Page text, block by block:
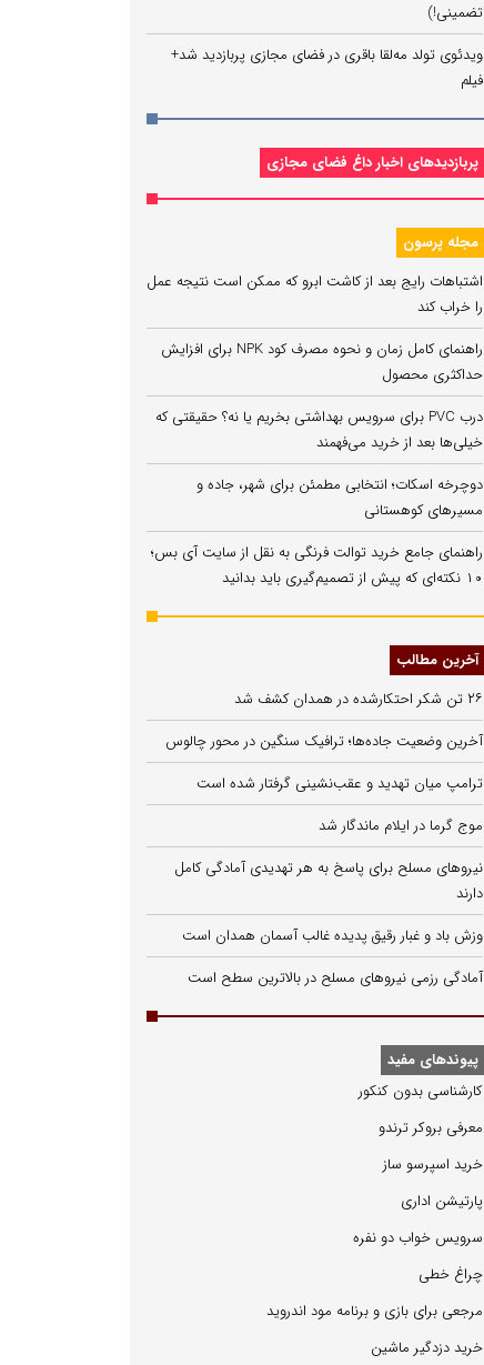
تضمینی!)
ویدئوی تولد مه‌لقا باقری در فضای مجازی پربازدید شد+
فیلم
پربازدیدهای اخبار داغ فضای مجازی
مجله پرسون
اشتباهات رایج بعد از کاشت ابرو که ممکن است نتیجه عمل
را خراب کند
راهنمای کامل زمان و نحوه مصرف کود NPK برای افزایش
حداکثری محصول
درب PVC برای سرویس بهداشتی بخریم یا نه؟ حقیقتی که
خیلی‌ها بعد از خرید می‌فهمند
دوچرخه اسکات؛ انتخابی مطمئن برای شهر، جاده و
مسیرهای کوهستانی
راهنمای جامع خرید توالت فرنگی به نقل از سایت آی بس؛
۱۰ نکته‌ای که پیش از تصمیم‌گیری باید بدانید
آخرین مطالب
۲۶ تن شکر احتکارشده در همدان کشف شد
آخرین وضعیت جاده‌ها؛ ترافیک سنگین در محور چالوس
ترامپ میان تهدید و عقب‌نشینی گرفتار شده است
موج گرما در ایلام ماندگار شد
نیروهای مسلح برای پاسخ به هر تهدیدی آمادگی کامل
دارند
وزش باد و غبار رقیق پدیده غالب آسمان همدان است
آمادگی رزمی نیروهای مسلح در بالاترین سطح است
پیوندهای مفید
كارشناسی بدون كنكور
معرفی بروكر ترندو
خرید اسپرسو ساز
پارتیشن اداری
سرویس خواب دو نفره
چراغ خطی
مرجعی برای بازی و برنامه مود اندروید
خرید دزدگیر ماشین